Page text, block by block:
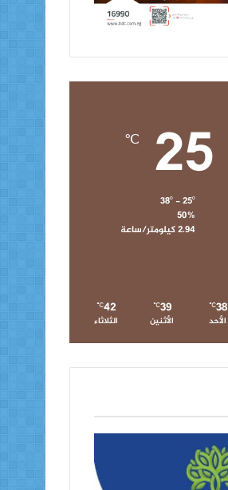
25
℃
50%
2.94 كيلومتر/ساعة
38
℃
الأحد
39
℃
الأثنين
42
℃
الثلاثاء